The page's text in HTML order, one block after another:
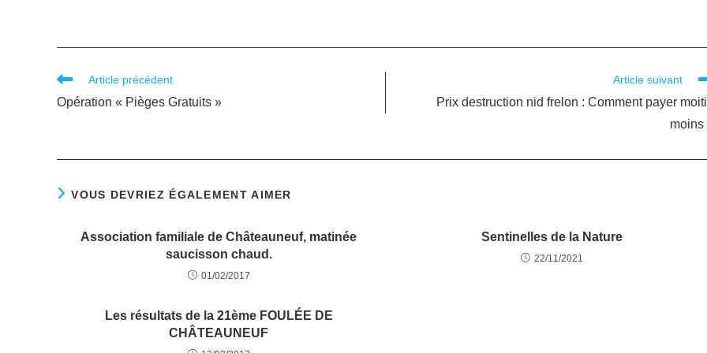
Article précédent
Opération « Pièges Gratuits »
Article suivant
Prix destruction nid frelon : Comment payer
moins
VOUS DEVRIEZ ÉGALEMENT AIMER
Association familiale de Châteauneuf, matinée
saucisson chaud.
01/02/2017
Sentinelles de la Nature
22/11/2021
Les résultats de la 21ème FOULÉE DE
CHÂTEAUNEUF